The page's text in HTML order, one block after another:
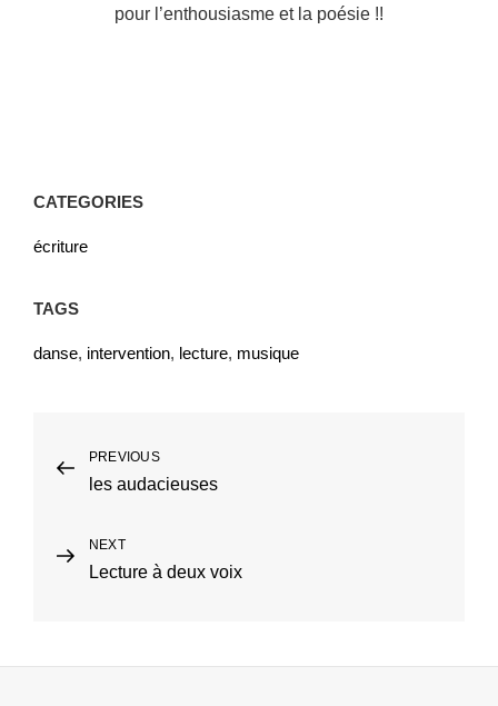
pour l’enthousiasme et la poésie !!
CATEGORIES
écriture
TAGS
danse, intervention, lecture, musique
Navigation
de
l’article
Previous
Post
PREVIOUS
les audacieuses
Next
Post
NEXT
Lecture à deux voix